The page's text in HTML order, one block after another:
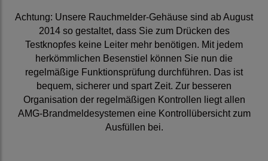
Achtung: Unsere Rauchmelder-Gehäuse sind ab August
2014 so gestaltet, dass Sie zum Drücken des
Testknopfes keine Leiter mehr benötigen. Mit jedem
herkömmlichen Besenstiel können Sie nun die
regelmäßige Funktionsprüfung durchführen. Das ist
bequem, sicherer und spart Zeit. Zur besseren
Organisation der regelmäßigen Kontrollen liegt allen
AMG-Brandmeldesystemen eine Kontrollübersicht zum
Ausfüllen bei.